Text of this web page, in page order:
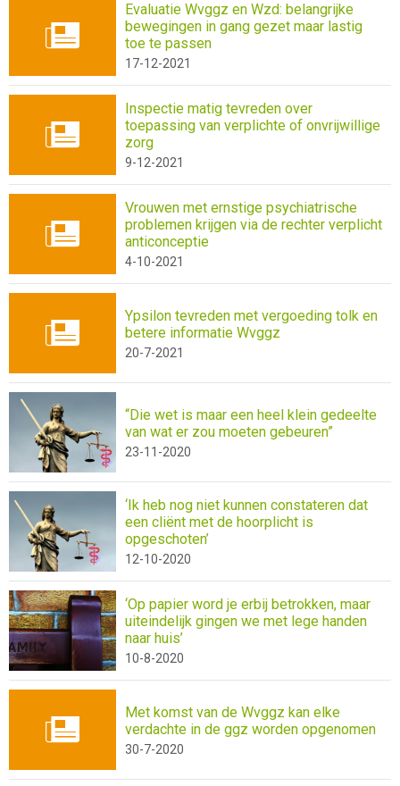
Evaluatie Wvggz en Wzd: belangrijke
bewegingen in gang gezet maar lastig
toe te passen
17-12-2021
Inspectie matig tevreden over
toepassing van verplichte of onvrijwillige
zorg
9-12-2021
Vrouwen met ernstige psychiatrische
problemen krijgen via de rechter verplicht
anticonceptie
4-10-2021
Ypsilon tevreden met vergoeding tolk en
betere informatie Wvggz
20-7-2021
“Die wet is maar een heel klein gedeelte
van wat er zou moeten gebeuren”
23-11-2020
‘Ik heb nog niet kunnen constateren dat
een cliënt met de hoorplicht is
opgeschoten’
12-10-2020
‘Op papier word je erbij betrokken, maar
uiteindelijk gingen we met lege handen
naar huis’
10-8-2020
Met komst van de Wvggz kan elke
verdachte in de ggz worden opgenomen
30-7-2020